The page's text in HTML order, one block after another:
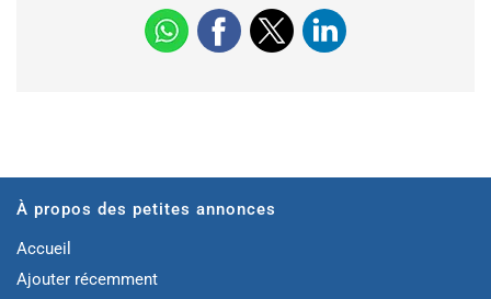
À propos des petites annonces
Accueil
Ajouter récemment